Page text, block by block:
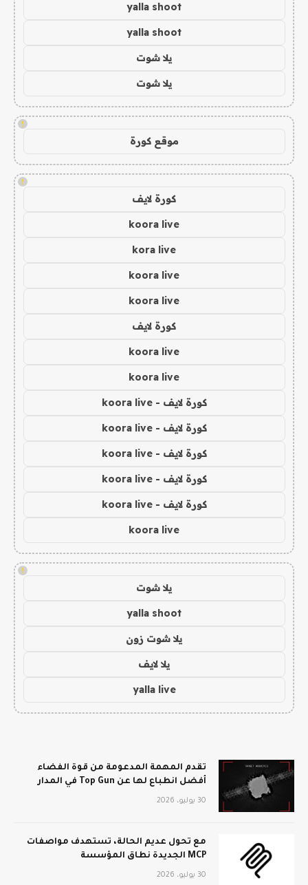
yalla shoot
yalla shoot
يلا شوت
يلا شوت
!
موقع كورة
!
كورة لايف
koora live
kora live
koora live
koora live
كورة لايف
koora live
koora live
كورة لايف - koora live
كورة لايف - koora live
كورة لايف - koora live
كورة لايف - koora live
كورة لايف - koora live
koora live
!
يلا شوت
yalla shoot
يلا شوت زون
يلا لايف
yalla live
تقدم المهمة المدعومة من قوة الفضاء
أفضل انطباع لها عن Top Gun في المدار
30 يوليو، 2026
مع تحول عديم الحالة، تستهدف مواصفات
MCP الجديدة نطاق المؤسسة
30 يوليو، 2026